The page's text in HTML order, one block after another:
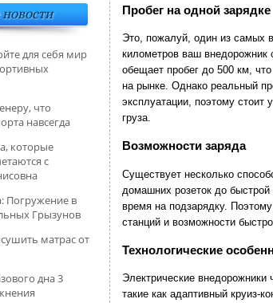
Пробег на одной зарядке
Это, пожалуй, один из самых
километров ваш внедорожник
обещает пробег до 500 км,
на рынке. Однако реальный
эксплуатации, поэтому стоит
груза.
Возможности заряда
Существует несколько
домашних розеток до быстрой
время на подзарядку.
станций и возможности
Технологические
Электрические
такие как адаптивный круиз-
для себя мир
что
навсегда
которые
с
Погружение в
Грызунов
матрас от
дна 3